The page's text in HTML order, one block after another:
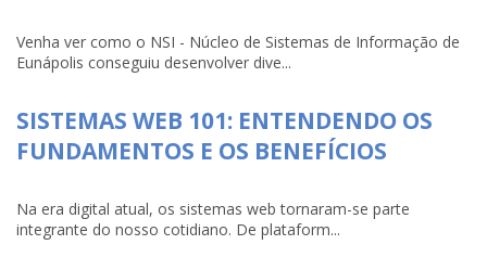
Venha ver como o NSI - Núcleo de Sistemas de Informação de
Eunápolis conseguiu desenvolver dive...
SISTEMAS WEB 101: ENTENDENDO OS
FUNDAMENTOS E OS BENEFÍCIOS
Na era digital atual, os sistemas web tornaram-se parte
integrante do nosso cotidiano. De plataform...